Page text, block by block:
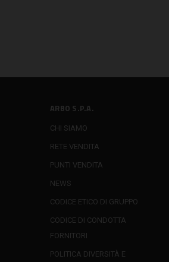
ARBO S.P.A.
CHI SIAMO
RETE VENDITA
PUNTI VENDITA
NEWS
CODICE ETICO DI GRUPPO
CODICE DI CONDOTTA
FORNITORI
POLITICA DIVERSITÀ E